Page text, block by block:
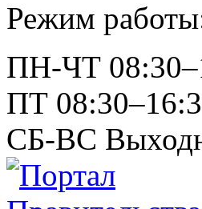
Режим
ПН-ЧТ
ПТ
СБ-ВС